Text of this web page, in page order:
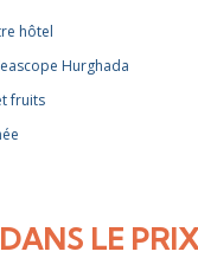
hôtel
Hurghada
fruits
LE